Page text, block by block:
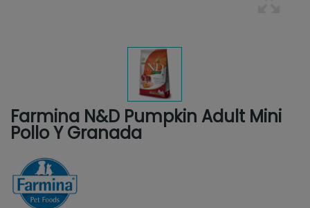
Farmina N&D Pumpkin Adult Mini
Pollo Y Granada